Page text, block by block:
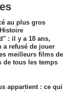
au plus gros
: il y a 18 ans,
a refusé de jouer
meilleurs films de
de tous les temps
appartient : ce qui